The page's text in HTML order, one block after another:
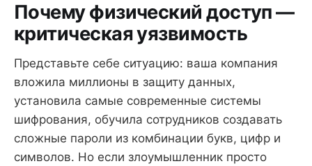
Почему физический доступ —
критическая уязвимость
Представьте себе ситуацию: ваша компания
вложила миллионы в защиту данных,
установила самые современные системы
шифрования, обучила сотрудников создавать
сложные пароли из комбинации букв, цифр и
символов. Но если злоумышленник просто